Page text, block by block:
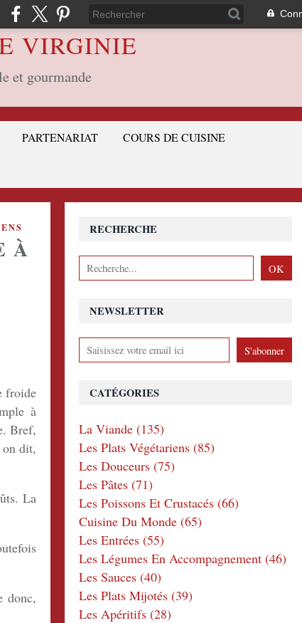
VIRGINIE
et gourmande
PARTENARIAT COURS DE CUISINE
À
froide
à
Bref,
on dit,
La
donc,
NEWSLETTER
RECHERCHE
CATÉGORIES
La Viande (135)
Les Plats Végétariens (85)
Les Douceurs (75)
Les Pâtes (71)
Les Poissons Et Crustacés (66)
Cuisine Du Monde (65)
Les Entrées (55)
Les Légumes En Accompagnement (46)
Les Sauces (40)
Les Plats Mijotés (39)
Les Apéritifs (28)